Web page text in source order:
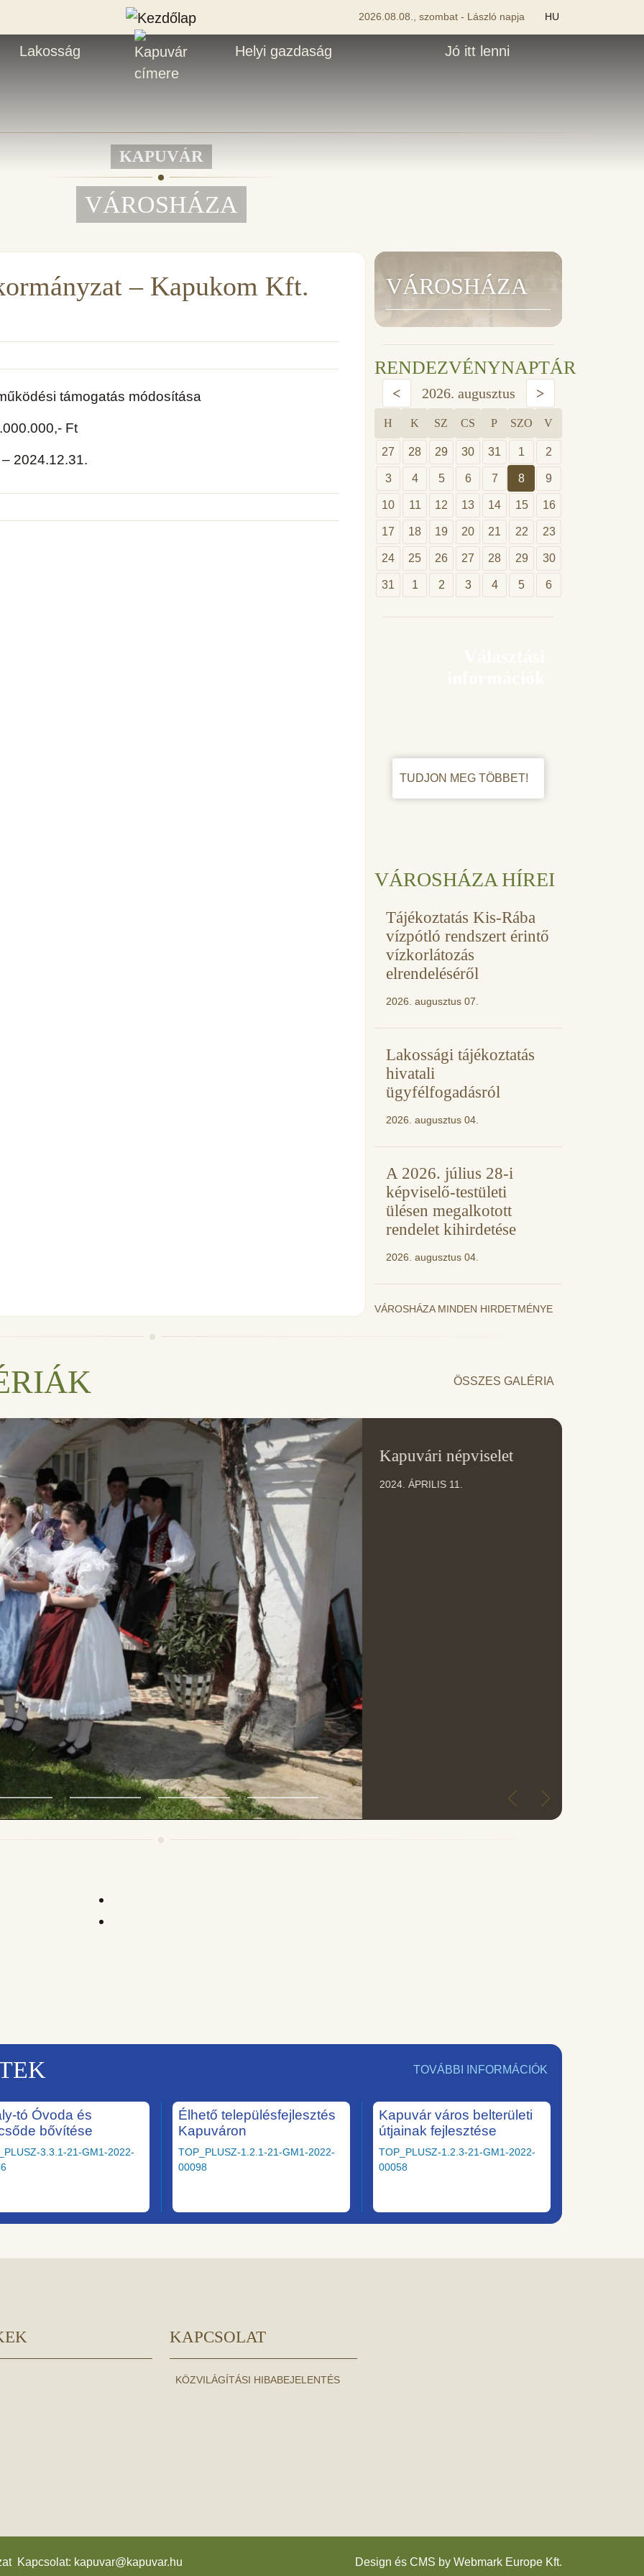
2026.08.08., szombat - László napja HU
Lakosság Helyi gazdaság Jó itt lenni
KAPUVÁR
VÁROSHÁZA
– Kapukom Kft.
támogatás módosítása
Ft
2024.12.31.
VÁROSHÁZA
RENDEZVÉNYNAPTÁR
< 2026. augusztus >
H K SZ CS P SZO V
27 28 29 30 31 1 2
3 4 5 6 7 8 9
10 11 12 13 14 15 16
17 18 19 20 21 22 23
24 25 26 27 28 29 30
31 1 2 3 4 5 6
TUDJON MEG TÖBBET!
VÁROSHÁZA HÍREI
Tájékoztatás Kis-Rába
vízpótló rendszert érintő
vízkorlátozás
elrendeléséről
2026. augusztus 07.
Lakossági tájékoztatás
hivatali
ügyfélfogadásról
2026. augusztus 04.
A 2026. július 28-i
képviselő-testületi
ülésen megalkotott
rendelet kihirdetése
2026. augusztus 04.
VÁROSHÁZA MINDEN HIRDETMÉNYE
ÖSSZES GALÉRIA
Kapuvári népviselet
2024. ÁPRILIS 11.
TOVÁBBI INFORMÁCIÓK
tó Óvoda és
bővítése
3.3.1-21-GM1-2022-
Élhető településfejlesztés
Kapuváron
TOP_PLUSZ-1.2.1-21-GM1-2022-
00098
Kapuvár város belterületi
útjainak fejlesztése
TOP_PLUSZ-1.2.3-21-GM1-2022-
00058
KAPCSOLAT
KÖZVILÁGÍTÁSI HIBABEJELENTÉS
Kapcsolat: kapuvar@kapuvar.hu Design és CMS by Webmark Europe Kft.